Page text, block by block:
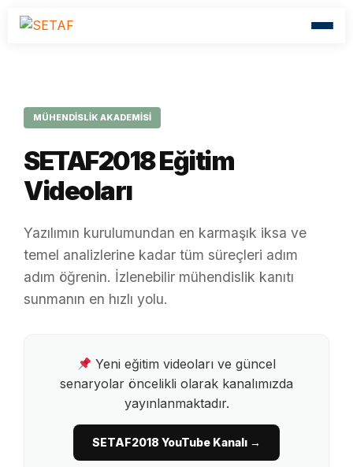
MÜHENDİSLİK AKADEMİSİ
SETAF2018 Eğitim
Videoları
Yazılımın kurulumundan en karmaşık iksa ve
temel analizlerine kadar tüm süreçleri adım
adım öğrenin. İzlenebilir mühendislik kanıtı
sunmanın en hızlı yolu.
Yeni eğitim videoları ve güncel
senaryolar öncelikli olarak kanalımızda
yayınlanmaktadır.
SETAF2018 YouTube Kanalı →